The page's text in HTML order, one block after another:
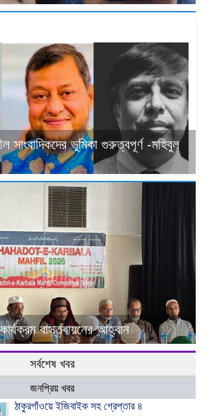
সাংবাদিকদের ভুমিকা গুরুত্বপূর্ণ -মহিবুল
বাস্তবায়নের আহ্বান
সর্বশেষ খবর
জনপ্রিয় খবর
ঠাকুরগাঁওয়ে ইজিবাইক সহ গ্রেপ্তার ৪